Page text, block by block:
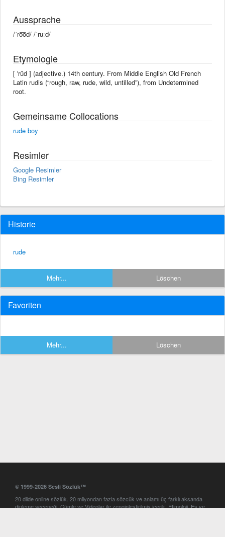
Aussprache
/ˈro͞od/ /ˈruːd/
Etymologie
[ 'rüd ] (adjective.) 14th century. From Middle English Old French
Latin rudis (“rough, raw, rude, wild, untilled”), from Undetermined
root.
Gemeinsame Collocations
rude boy
Resimler
Google Resimler
Bing Resimler
Historie
rude
Mehr... Löschen
Favoriten
Mehr... Löschen
© 1999-2026 Sesli Sözlük™
20 dilde online sözlük. 20 milyondan fazla sözcük ve anlamı üç farklı aksanda
dinleme seçeneği. Cümle ve Videolar ile zenginleştirilmiş içerik. Etimoloji, Eş ve